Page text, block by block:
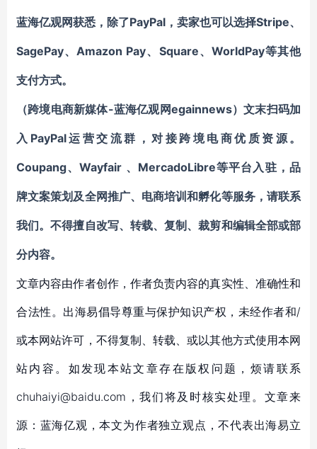
蓝海亿观网获悉，除了PayPal，卖家也可以选择Stripe、
SagePay、Amazon Pay、Square、WorldPay等其他
支付方式。
（跨境电商新媒体-蓝海亿观网egainnews）文末扫码加
入 PayPal运营交流群 ，对接跨境电商优质资源。
Coupang、Wayfair 、 MercadoLibre等平台入驻 ，品
牌文案策划及全网推广、电商培训和孵化等服务，请联系
我们。不得擅自改写、转载、复制、裁剪和编辑全部或部
分内容。
文章内容由作者创作，作者负责内容的真实性、准确性和
合法性。出海易倡导尊重与保护知识产权，未经作者和/
或本网站许可，不得复制、转载、或以其他方式使用本网
站内容。如发现本站文章存在版权问题，烦请联系
chuhaiyi@baidu.com，我们将及时核实处理。文章来
源：蓝海亿观，本文为作者独立观点，不代表出海易立